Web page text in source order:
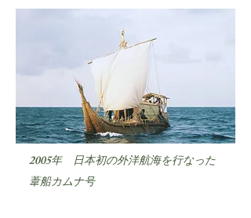
2005年 日本初の外洋航海を行なった
葦船カムナ号